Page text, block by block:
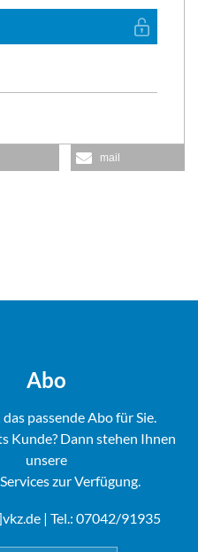
mail
Abo
passende Abo für Sie.
Kunde? Dann stehen Ihnen
unsere
zur Verfügung.
| Tel.: 07042/91935